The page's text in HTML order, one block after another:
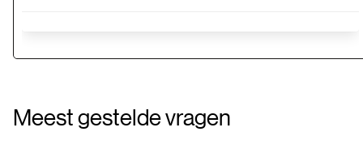
Meest gestelde vragen